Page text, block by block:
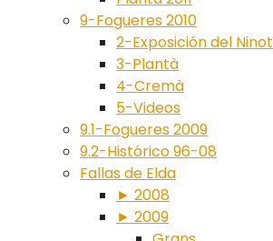
9-Fogueres 2010
2-Exposición del Ninot
3-Plantà
4-Cremà
5-Videos
9.1-Fogueres 2009
9.2-Histórico 96-08
Fallas de Elda
► 2008
► 2009